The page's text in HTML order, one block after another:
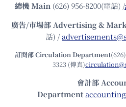
總機Main (626) 956-8200(電話) /
廣告/市場部Advertising &
話) /
訂閱部 Circulation Department
3323 (傳真)
會計部
Department